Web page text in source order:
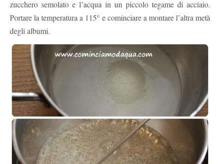
zucchero semolato e l’acqua in un piccolo tegame di acciaio.
Portare la temperatura a 115° e cominciare a montare l’altra metà
degli albumi.